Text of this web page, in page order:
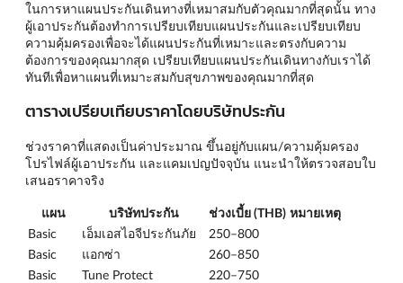
ในการหาแผนประกันเดินทางที่เหมาสมกับตัวคุณมากที่สุดนั้น ทาง
ผู้เอาประกันต้องทำการเปรียบเทียบแผนประกันและเปรียบเทียบ
ความคุ้มครองเพื่อจะได้แผนประกันที่เหมาะและตรงกับความ
ต้องการของคุณมากสุด เปรียบเทียบแผนประกันเดินทางกับเราได้
ทันทีเพื่อหาแผนที่เหมาะสมกับสุขภาพของคุณมากที่สุด
ตารางเปรียบเทียบราคาโดยบริษัทประกัน
ช่วงราคาที่แสดงเป็นค่าประมาณ ขึ้นอยู่กับแผน/ความคุ้มครอง
โปรไฟล์ผู้เอาประกัน และแคมเปญปัจจุบัน แนะนำให้ตรวจสอบใบ
เสนอราคาจริง
แผน บริษัทประกัน ช่วงเบี้ย (THB) หมายเหตุ
Basic
เอ็มเอสไอจีประกันภัย
250–800
Basic
แอกซ่า
260–850
Basic
Tune Protect
220–750